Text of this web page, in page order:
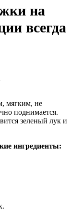
на
всегда
мягким, не
поднимается.
зеленый лук и
ингредиенты: